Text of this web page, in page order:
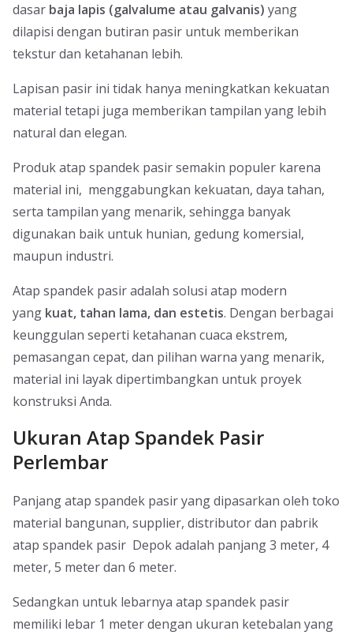
dasar baja lapis (galvalume atau galvanis) yang
dilapisi dengan butiran pasir untuk memberikan
tekstur dan ketahanan lebih.
Lapisan pasir ini tidak hanya meningkatkan kekuatan
material tetapi juga memberikan tampilan yang lebih
natural dan elegan.
Produk atap spandek pasir semakin populer karena
material ini, menggabungkan kekuatan, daya tahan,
serta tampilan yang menarik, sehingga banyak
digunakan baik untuk hunian, gedung komersial,
maupun industri.
Atap spandek pasir adalah solusi atap modern
yang kuat, tahan lama, dan estetis. Dengan berbagai
keunggulan seperti ketahanan cuaca ekstrem,
pemasangan cepat, dan pilihan warna yang menarik,
material ini layak dipertimbangkan untuk proyek
konstruksi Anda.
Ukuran Atap Spandek Pasir
Perlembar
Panjang atap spandek pasir yang dipasarkan oleh toko
material bangunan, supplier, distributor dan pabrik
atap spandek pasir Depok adalah panjang 3 meter, 4
meter, 5 meter dan 6 meter.
Sedangkan untuk lebarnya atap spandek pasir
memiliki lebar 1 meter dengan ukuran ketebalan yang